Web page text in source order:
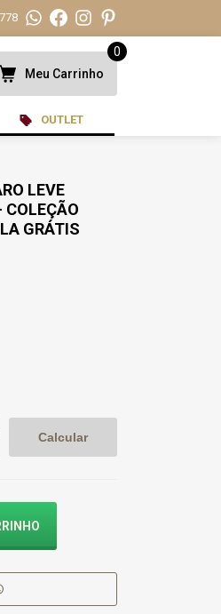
Meu Carrinho
0
OUTLET
LEVE
COLEÇÃO
GRÁTIS
Calcular